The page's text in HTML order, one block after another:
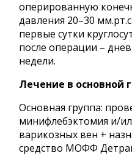
оперированную
давления 20–30
первые сутки
после операции –
недели.
Лечение в основной
Основная группа:
минифлебэктомия и/
варикозных вен +
средство МОФФ